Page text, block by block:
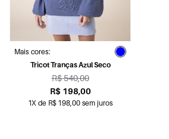
Mais cores:
Tricot Tranças Azul Seco
R$ 540,00
R$ 198,00
1X de R$ 198,00 sem juros